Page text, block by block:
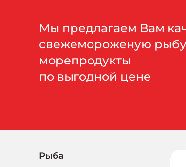
Мы предлагаем Вам
свежемороженую
морепродукты
по выгодной цене
Рыба